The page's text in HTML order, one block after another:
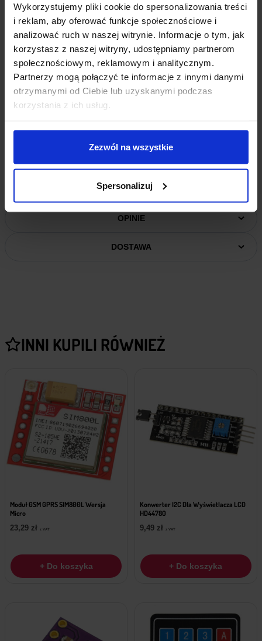
Wykorzystujemy pliki cookie do spersonalizowania treści
i reklam, aby oferować funkcje społecznościowe i
analizować ruch w naszej witrynie. Informacje o tym, jak
korzystasz z naszej witryny, udostępniamy partnerom
społecznościowym, reklamowym i analitycznym.
Partnerzy mogą połączyć te informacje z innymi danymi
otrzymanymi od Ciebie lub uzyskanymi podczas
korzystania z ich usług.
Zezwól na wszystkie
Spersonalizuj
Typ układu: Nadajnik podczerwieni
Częstotliwość nośnej: 38 kHz
Napięcie zasilania: 5V
Długość fali: 940nm
Kąt emisji podczerwieni: około 20 stopni
Odległość emisji podczerwieni: około 1,3 m
Typ sygnału wejściowego: sygnał cyfrowy
Środowisko pracy: od -25 do +85°C
Temperatura przechowywania: od -30 do + 100°C
INFORMACJE DODATKOWE
OPINIE
DOSTAWA
INNI KUPILI RÓWNIEŻ
Moduł GSM GPRS SIM800L Wersja
Micro
23,29 zł z VAT
+ Do koszyka
Konwerter I2C Dla Wyświetlacza LCD
HD44780
9,49 zł z VAT
+ Do koszyka